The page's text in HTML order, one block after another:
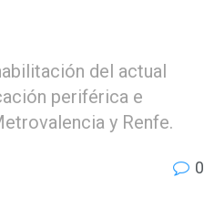
del actual
periférica e
y Renfe.
0